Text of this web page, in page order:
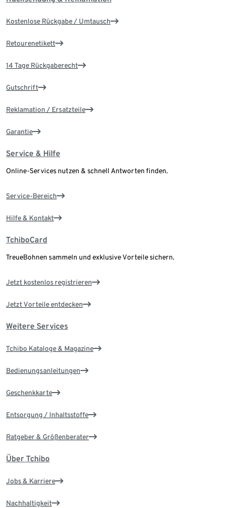
Kostenlose Rückgabe / Umtausch
Retourenetikett
14 Tage Rückgaberecht
Gutschrift
Reklamation / Ersatzteile
Garantie
Service & Hilfe
Online-Services nutzen & schnell Antworten finden.
Service-Bereich
Hilfe & Kontakt
TchiboCard
TreueBohnen sammeln und exklusive Vorteile sichern.
Jetzt kostenlos registrieren
Jetzt Vorteile entdecken
Weitere Services
Tchibo Kataloge & Magazine
Bedienungsanleitungen
Geschenkkarte
Entsorgung / Inhaltsstoffe
Ratgeber & Größenberater
Über Tchibo
Jobs & Karriere
Nachhaltigkeit